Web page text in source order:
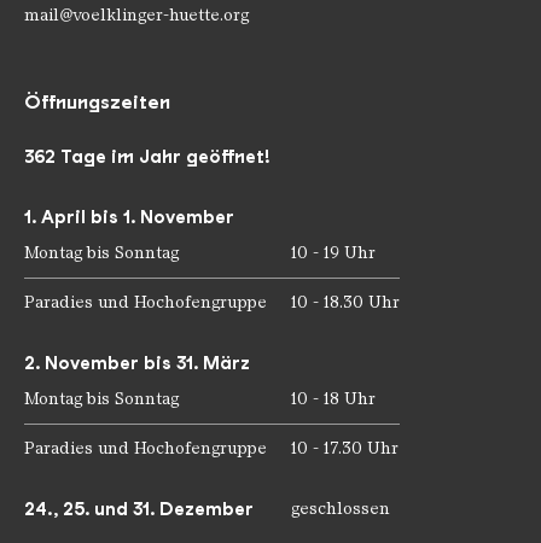
mail@voelklinger-huette.org
Öffnungszeiten
362 Tage im Jahr geöffnet!
1. April bis 1. November
Montag bis Sonntag 10 - 19 Uhr
Paradies und Hochofengruppe 10 - 18.30 Uhr
2. November bis 31. März
Montag bis Sonntag 10 - 18 Uhr
Paradies und Hochofengruppe 10 - 17.30 Uhr
24., 25. und 31. Dezember geschlossen